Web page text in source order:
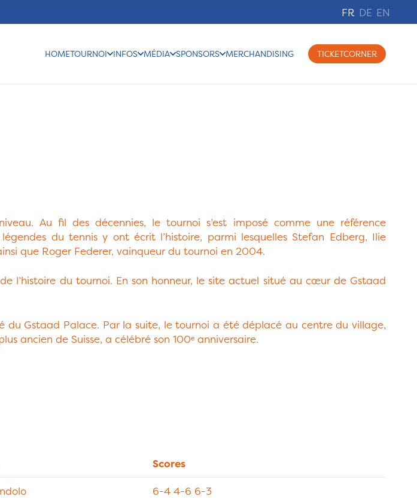
FR DE EN
HOMETOURNOI INFOS MÉDIA SPONSORS MERCHANDISING TICKETCORNER
Au fil des décennies, le tournoi s’est imposé comme une référence
du tennis y ont écrit l’histoire, parmi lesquelles Stefan Edberg, Ilie
que Roger Federer, vainqueur du tournoi en 2004.
l’histoire du tournoi. En son honneur, le site actuel situé au cœur de Gstaad
du Gstaad Palace. Par la suite, le tournoi a été déplacé au centre du village,
ancien de Suisse, a célébré son 100ᵉ anniversaire.
Scores
6-4 4-6 6-3